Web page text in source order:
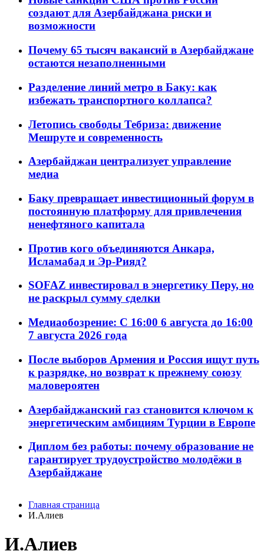
создают для Азербайджана риски и
возможности
Почему 65 тысяч вакансий в Азербайджане
остаются незаполненными
Разделение линий метро в Баку: как
избежать транспортного коллапса?
Летопись свободы Тебриза: движение
Мешруте и современность
Азербайджан централизует управление
медиа
Баку превращает инвестиционный форум в
постоянную платформу для привлечения
ненефтяного капитала
Против кого объединяются Анкара,
Исламабад и Эр-Рияд?
SOFAZ инвестировал в энергетику Перу, но
не раскрыл сумму сделки
Медиаобозрение: С 16:00 6 августа до 16:00
7 августа 2026 года
После выборов Армения и Россия ищут путь
к разрядке, но возврат к прежнему союзу
маловероятен
Азербайджанский газ становится ключом к
энергетическим амбициям Турции в Европе
Диплом без работы: почему образование не
гарантирует трудоустройство молодёжи в
Азербайджане
Главная страница
И.Алиев
И.Алиев